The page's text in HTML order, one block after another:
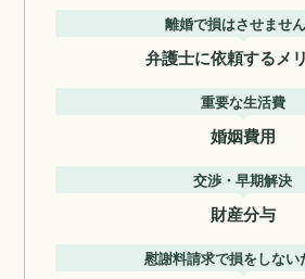
離婚で損はさせません
弁護士に依頼するメ
重要な生活費
婚姻費用
交渉・早期解決
財産分与
慰謝料請求で損をしない